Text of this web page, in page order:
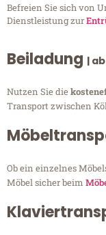
Befreien Sie sich von
Dienstleistung zur
Beiladung |
Nutzen Sie die
Transport zwischen
Ob ein einzelnes
Möbel sicher beim